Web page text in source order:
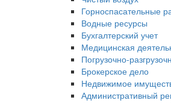
Горноспасательные
Водные ресурсы
Бухгалтерский учет
Медицинская
Погрузочно-
Брокерское дело
Недвижимое
Административный